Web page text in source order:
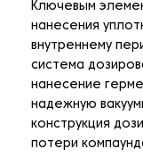
Ключевым
нанесения
внутреннему
система
нанесение
надежную
конструкция
потери